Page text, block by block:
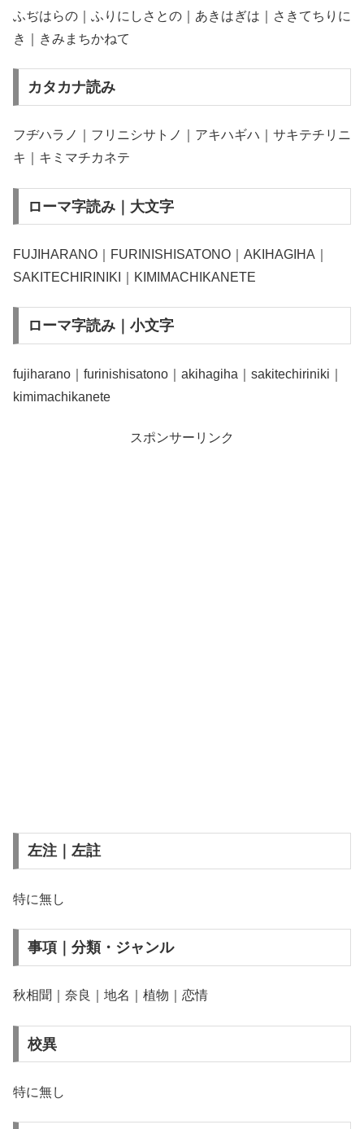
ふぢはらの｜ふりにしさとの｜あきはぎは｜さきてちりに
き｜きみまちかねて
カタカナ読み
フヂハラノ｜フリニシサトノ｜アキハギハ｜サキテチリニ
キ｜キミマチカネテ
ローマ字読み｜大文字
FUJIHARANO｜FURINISHISATONO｜AKIHAGIHA｜
SAKITECHIRINIKI｜KIMIMACHIKANETE
ローマ字読み｜小文字
fujiharano｜furinishisatono｜akihagiha｜sakitechiriniki｜
kimimachikanete
スポンサーリンク
左注｜左註
特に無し
事項｜分類・ジャンル
秋相聞｜奈良｜地名｜植物｜恋情
校異
特に無し